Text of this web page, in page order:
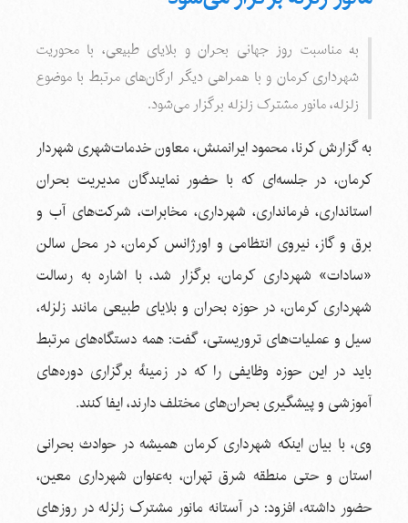
به مناسبت روز جهانی بحران و بلایای طبیعی، با محوریت
شهرداری کرمان و با همراهی دیگر ارگان‌های مرتبط با موضوع
زلزله، مانور مشترک زلزله برگزار می‌شود.
به گزارش کرنا، محمود ایرانمنش، معاون خدمات‌شهری شهردار
کرمان، در جلسه‌ای که با حضور نمایندگان مدیریت بحران
استانداری، فرمانداری، شهرداری، مخابرات، شرکت‌های آب و
برق و گاز، نیروی انتظامی و اورژانس کرمان، در محل سالن
«سادات» شهرداری کرمان، برگزار شد، با اشاره به رسالت
شهرداری کرمان، در حوزه بحران و بلایای طبیعی مانند زلزله،
سیل و عملیات‌های تروریستی، گفت: همه دستگاه‌های مرتبط
باید در این حوزه وظایفی را که در زمینهٔ برگزاری دوره‌های
آموزشی و پیشگیری بحران‌های مختلف دارند، ایفا کنند.
وی، با بیان اینکه شهرداری کرمان همیشه در حوادث بحرانی
استان و حتی منطقه شرق تهران، به‌عنوان شهرداری معین،
حضور داشته، افزود: در آستانه مانور مشترک زلزله در روزهای